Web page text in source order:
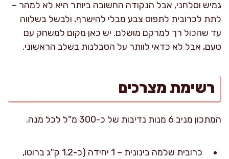
גמיש וסלחני, אבל הנקודה החשובה ביותר היא לא למהר –
לתת לכרובית לתפוס צבע מבלי להישרף, ולבשל בשלווה
עד שהכול רך למרקם מושלם. יש כאן מקום למשחק עם
טעם, אבל לא כדאי לוותר על הסבלנות בשלב הראשוני.
רשימת מצרכים
המתכון מניב 6 מנות נדיבות של כ-300 מ"ל לכל מנה.
כרובית שלמה בינונית – 1 יחידה (כ-1.2 ק"ג ברוטו,